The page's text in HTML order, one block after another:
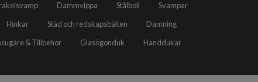
Dammvippa Stålboll
Svampar
Hinkar Städ och redskapsbälten
Damning
& Tillbehör Glasögonduk
Handdukar